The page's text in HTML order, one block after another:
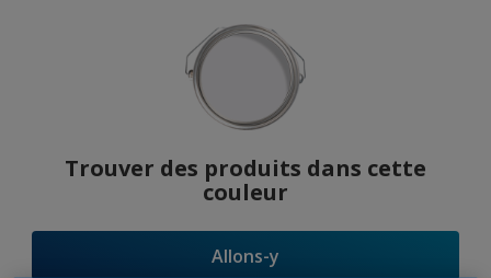
Trouver des produits dans cette
couleur
Allons-y